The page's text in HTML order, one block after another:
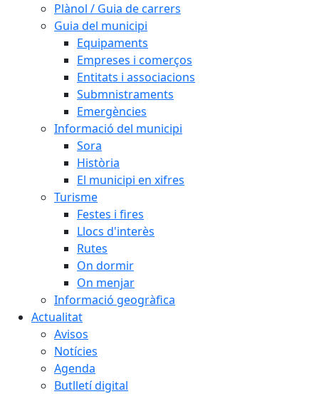
Plànol / Guia de carrers
Guia del municipi
Equipaments
Empreses i comerços
Entitats i associacions
Submnistraments
Emergències
Informació del municipi
Sora
Història
El municipi en xifres
Turisme
Festes i fires
Llocs d'interès
Rutes
On dormir
On menjar
Informació geogràfica
Actualitat
Avisos
Notícies
Agenda
Butlletí digital